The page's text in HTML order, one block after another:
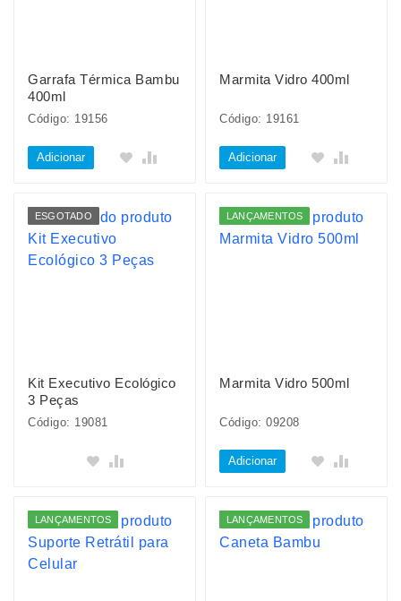
Garrafa Térmica Bambu
400ml
Código: 19156
Adicionar
Marmita Vidro 400ml
Código: 19161
Adicionar
ESGOTADO
Kit Executivo Ecológico
3 Peças
Código: 19081
LANÇAMENTOS
Marmita Vidro 500ml
Código: 09208
Adicionar
LANÇAMENTOS LANÇAMENTOS